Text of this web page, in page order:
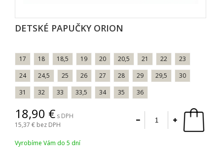
DETSKÉ PAPUČKY ORION
17 18 18,5 19 20 20,5 21 22
23
24
24,5 25 26 27 28 29 29,5
30
31
32 33 33,5 34 35 36
18,90
s DPH
15,37 bez DPH
Vyrobíme Vám do 5 dní